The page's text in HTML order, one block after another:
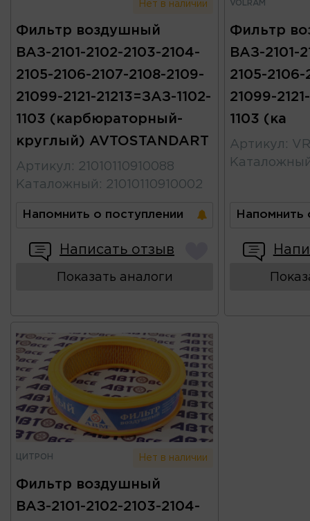
Нет в наличии
Фильтр воздушный
ВАЗ-2101-2102-2103-2104-
2105-2106-2107-2108-2109-
21099-2121-21213=ЗАЗ-1102-
1103 (карбюраторный-
круглый) AVTOSTANDART
Артикул : 21010110910088
Каталожный : 21010110910002
Напомнить о поступлении
Написать отзыв
Показать аналоги
VOLRAM
Фильтр
ВАЗ-2101-
2105-2106-
21099-
1103 (ка
Артикул :
Напомнить
ЦИТРОН Нет в наличии
Фильтр воздушный
ВАЗ-2101-2102-2103-2104-